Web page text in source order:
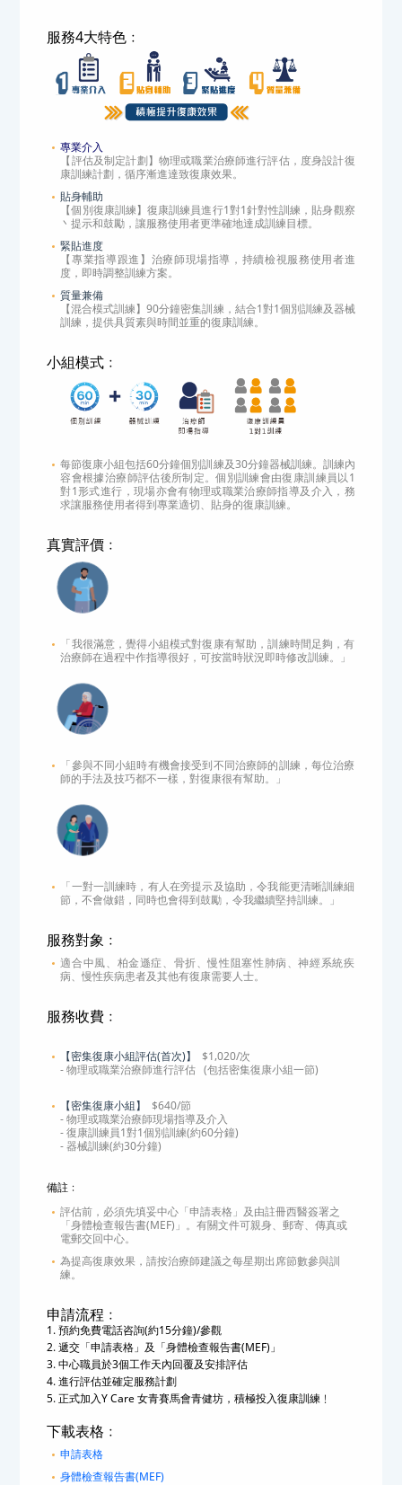
服務4大特色﹕
專業介入
【評估及制定計劃】物理或職業治療師進行評估，度身設計復
康訓練計劃，循序漸進達致復康效果。
貼身輔助
【個別復康訓練】復康訓練員進行1對1針對性訓練，貼身觀察
丶提示和鼓勵，讓服務使用者更準確地達成訓練目標。
緊貼進度
【專業指導跟進】治療師現場指導，持續檢視服務使用者進
度，即時調整訓練方案。
質量兼備
【混合模式訓練】90分鐘密集訓練，結合1對1個別訓練及器械
訓練，提供具質素與時間並重的復康訓練。
小組模式﹕
每節復康小組包括60分鐘個別訓練及30分鐘器械訓練。訓練內
容會根據治療師評估後所制定。個別訓練會由復康訓練員以1
對1形式進行，現場亦會有物理或職業治療師指導及介入，務
求讓服務使用者得到專業適切、貼身的復康訓練。
真實評價﹕
「我很滿意，覺得小組模式對復康有幫助，訓練時間足夠，有
治療師在過程中作指導很好，可按當時狀況即時修改訓練。」
「參與不同小組時有機會接受到不同治療師的訓練，每位治療
師的手法及技巧都不一樣，對復康很有幫助。」
「一對一訓練時，有人在旁提示及協助，令我能更清晰訓練細
節，不會做錯，同時也會得到鼓勵，令我繼續堅持訓練。」
服務對象﹕
適合中風、柏金遜症、骨折、慢性阻塞性肺病、神經系統疾
病、慢性疾病患者及其他有復康需要人士。
服務收費﹕
【密集復康小組評估(首次)】
$1,020/次
- 物理或職業治療師進行評估 (包括密集復康小組一節)
【密集復康小組】
$640/節
- 物理或職業治療師現場指導及介入
- 復康訓練員1對1個別訓練(約60分鐘)
- 器械訓練(約30分鐘)
備註﹕
評估前，必須先填妥中心「申請表格」及由註冊西醫簽署之
「身體檢查報告書(MEF)」。有關文件可親身、郵寄、傳真或
電郵交回中心。
為提高復康效果，請按治療師建議之每星期出席節數參與訓
練。
申請流程﹕
1. 預約免費電話咨詢(約15分鐘)/參觀
2. 遞交「申請表格」及「身體檢查報告書(MEF)」
3. 中心職員於3個工作天內回覆及安排評估
4. 進行評估並確定服務計劃
5. 正式加入Y Care 女青賽馬會青健坊，積極投入復康訓練﹗
下載表格﹕
申請表格
身體檢查報告書(MEF)